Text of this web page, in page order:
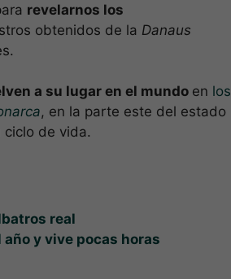
revelarnos los
obtenidos de la Danaus
a su lugar en el mundo en los
, en la parte este del estado
ciclo de vida.
real
y vive pocas horas